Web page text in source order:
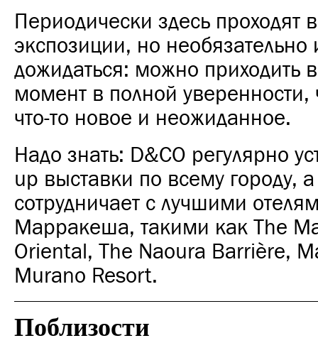
Периодически здесь проходят
экспозиции, но необязательно
дожидаться: можно приходить
момент в полной уверенности,
что-то новое и неожиданное.
Надо знать: D&CO регулярно
up выставки по всему городу,
сотрудничает с лучшими
Марракеша, такими как The
Oriental, The Naoura Barrière,
Murano Resort.
Поблизости